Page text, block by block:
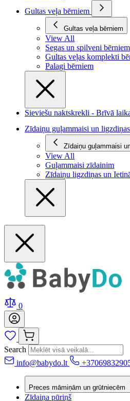
Gultas veļa bērniem
Gultas veļa bērniem
View All
Segas un spilveni bērniem
Gultas veļas komplekti
Palagi bērniem
Sieviešu naktskrekli - Brīvā
Zīdaiņu guļammaisi un ligzdiņas
Zīdaiņu guļammaisi
View All
Guļammaisi zīdainim
Zīdaiņu ligzdiņas un
0
Search
info@babydo.lt
Preces māmiņām un grūtniecēm
Zīdaiņa pūriņš